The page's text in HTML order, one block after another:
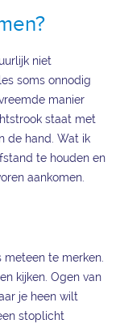
niet
soms onnodig
manier
staat met
de hand. Wat ik
te houden en
aankomen.
te merken.
kijken. Ogen van
je heen wilt
stoplicht